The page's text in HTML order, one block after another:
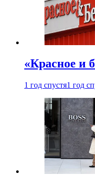
«Красное и
1 год спустя1 год